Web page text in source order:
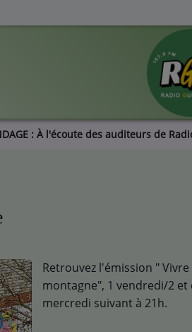
SONDAGE : À l'écoute des auditeurs
Retrouvez l'émission "
montagne", 1 vendredi/2
mercredi suivant à 21h.